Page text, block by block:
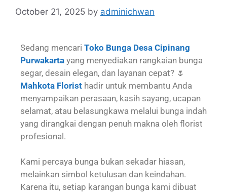
October 21, 2025 by adminichwan
Sedang mencari Toko Bunga Desa Cipinang
Purwakarta yang menyediakan rangkaian bunga
segar, desain elegan, dan layanan cepat? 🌷
Mahkota Florist hadir untuk membantu Anda
menyampaikan perasaan, kasih sayang, ucapan
selamat, atau belasungkawa melalui bunga indah
yang dirangkai dengan penuh makna oleh florist
profesional.
Kami percaya bunga bukan sekadar hiasan,
melainkan simbol ketulusan dan keindahan.
Karena itu, setiap karangan bunga kami dibuat